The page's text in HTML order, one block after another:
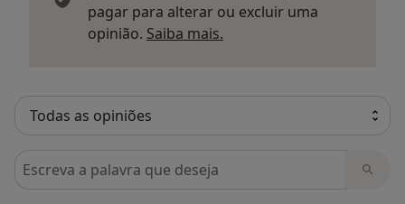
pagar para alterar ou excluir uma
opinião. Saiba mais.
Pesquisar em opiniões